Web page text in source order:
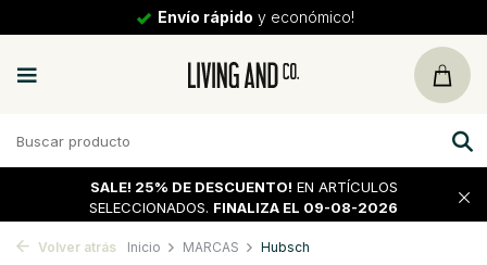
30 díasde vuelta
SALE! 25% DE DESCUENTO! EN ARTÍCULOS
SELECCIONADOS. FINALIZA EL 09-08-2026
Volver atrás Inicio MARCAS Hubsch